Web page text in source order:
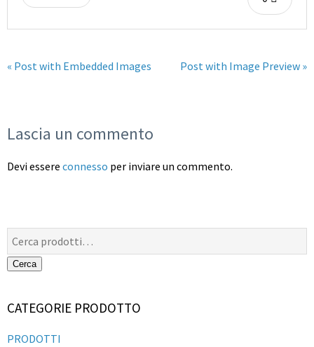
« Post with Embedded Images Post with Image Preview »
Lascia un commento
Devi essere connesso per inviare un commento.
Cerca:
Cerca
CATEGORIE PRODOTTO
PRODOTTI